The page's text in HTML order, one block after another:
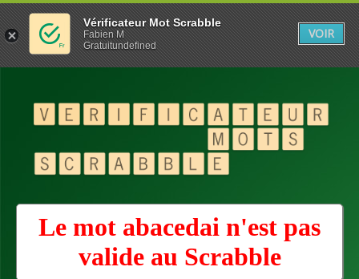
Le mot abacedai n'est pas
valide au Scrabble
Vérificateur Mot Scrabble
Fabien M
Gratuitundefined
VOIR